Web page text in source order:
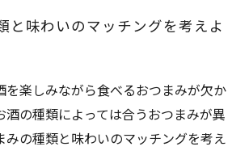
と味わいのマッチングを考えよ
を楽しみながら食べるおつまみが欠か
酒の種類によっては合うおつまみが異
みの種類と味わいのマッチングを考え